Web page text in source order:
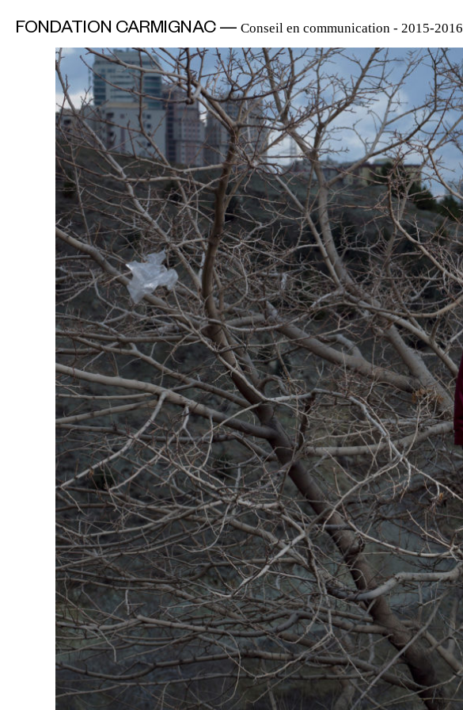
FONDATION CARMIGNAC — Conseil en communication - 2015-2016